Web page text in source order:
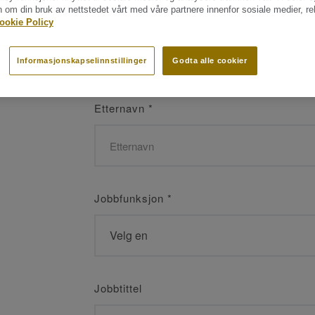
Etternavn *
Jobbfunksjon *
Jobbtittel
om din bruk av nettstedet vårt med våre partnere innenfor sosiale medier,
Policy
Godta alle cookier
Informasjonskapselinnstillinger